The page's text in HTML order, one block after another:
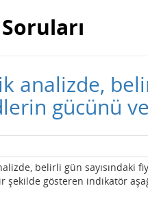
analizde,
gücünü ve
belirli gün sayısındaki
şekilde gösteren indikatör